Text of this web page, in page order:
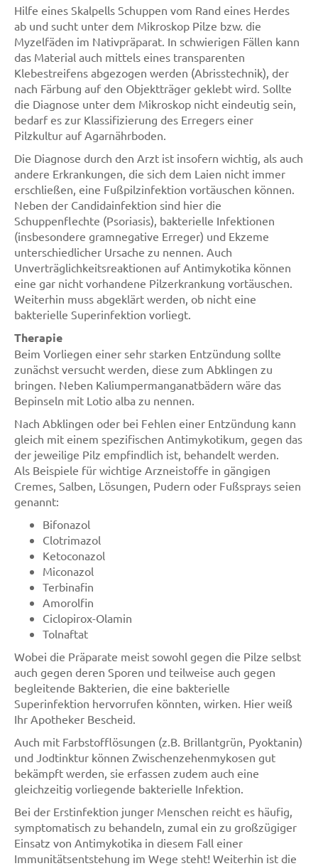
Hilfe eines Skalpells Schuppen vom Rand eines Herdes
ab und sucht unter dem Mikroskop Pilze bzw. die
Myzelfäden im Nativpräparat. In schwierigen Fällen kann
das Material auch mittels eines transparenten
Klebestreifens abgezogen werden (Abrisstechnik), der
nach Färbung auf den Objektträger geklebt wird. Sollte
die Diagnose unter dem Mikroskop nicht eindeutig sein,
bedarf es zur Klassifizierung des Erregers einer
Pilzkultur auf Agarnährboden.
Die Diagnose durch den Arzt ist insofern wichtig, als auch
andere Erkrankungen, die sich dem Laien nicht immer
erschließen, eine Fußpilzinfektion vortäuschen können.
Neben der Candidainfektion sind hier die
Schuppenflechte (Psoriasis), bakterielle Infektionen
(insbesondere gramnegative Erreger) und Ekzeme
unterschiedlicher Ursache zu nennen. Auch
Unverträglichkeitsreaktionen auf Antimykotika können
eine gar nicht vorhandene Pilzerkrankung vortäuschen.
Weiterhin muss abgeklärt werden, ob nicht eine
bakterielle Superinfektion vorliegt.
Therapie
Beim Vorliegen einer sehr starken Entzündung sollte
zunächst versucht werden, diese zum Abklingen zu
bringen. Neben Kaliumpermanganatbädern wäre das
Bepinseln mit Lotio alba zu nennen.
Nach Abklingen oder bei Fehlen einer Entzündung kann
gleich mit einem spezifischen Antimykotikum, gegen das
der jeweilige Pilz empfindlich ist, behandelt werden.
Als Beispiele für wichtige Arzneistoffe in gängigen
Cremes, Salben, Lösungen, Pudern oder Fußsprays seien
genannt:
Bifonazol
Clotrimazol
Ketoconazol
Miconazol
Terbinafin
Amorolfin
Ciclopirox-Olamin
Tolnaftat
Wobei die Präparate meist sowohl gegen die Pilze selbst
auch gegen deren Sporen und teilweise auch gegen
begleitende Bakterien, die eine bakterielle
Superinfektion hervorrufen könnten, wirken. Hier weiß
Ihr Apotheker Bescheid.
Auch mit Farbstofflösungen (z.B. Brillantgrün, Pyoktanin)
und Jodtinktur können Zwischenzehenmykosen gut
bekämpft werden, sie erfassen zudem auch eine
gleichzeitig vorliegende bakterielle Infektion.
Bei der Erstinfektion junger Menschen reicht es häufig,
symptomatisch zu behandeln, zumal ein zu großzügiger
Einsatz von Antimykotika in diesem Fall einer
Immunitätsentstehung im Wege steht! Weiterhin ist die